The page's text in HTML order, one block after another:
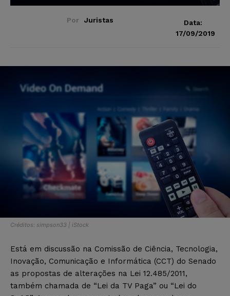
Por Juristas
Data:
17/09/2019
Créditos: simpson33 | iStock
Está em discussão na Comissão de Ciência, Tecnologia,
Inovação, Comunicação e Informática (CCT) do Senado
as propostas de alterações na Lei 12.485/2011,
também chamada de “Lei da TV Paga” ou “Lei do